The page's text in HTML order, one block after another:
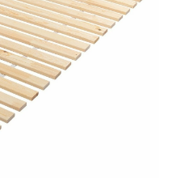
365 dana
4.8